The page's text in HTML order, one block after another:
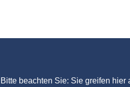
Bitte beachten Sie: Sie greifen